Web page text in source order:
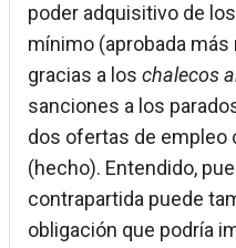
poder adquisitivo de
mínimo (aprobada
gracias a los chalecos
sanciones a los
dos ofertas de empleo
(hecho). Entendido,
contrapartida puede
obligación que podría